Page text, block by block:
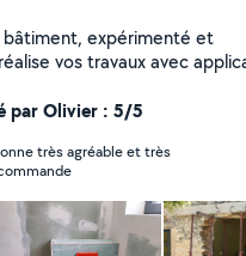
bâtiment, expérimenté et
vos travaux avec
, enduit traditionnel,
de meuble et de
par Olivier : 5/5
très agréable et très
Je recommande